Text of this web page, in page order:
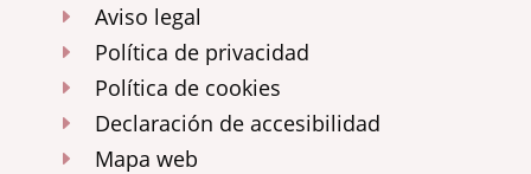
E Aviso legal
E Política de privacidad
E Política de cookies
E Declaración de accesibilidad
E Mapa web